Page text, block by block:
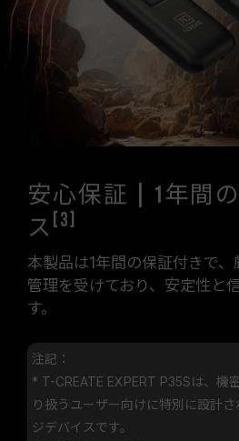
安心保証 | 1年間
ス [3]
本製品は1年間の保証付きで
管理を受けており、安定性と
す。
注記：
* T-CREATE EXPERT P35Sは、機
り扱うユーザー向けに特別に設計
ジデバイスです。